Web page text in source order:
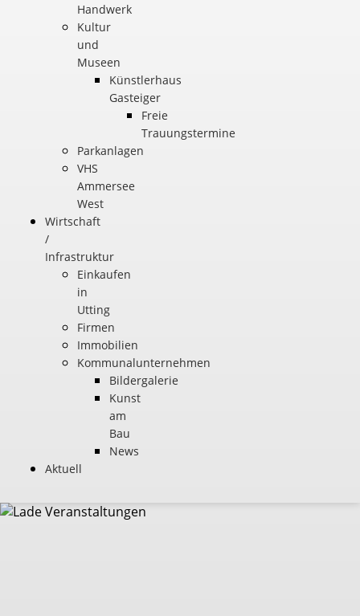
Handwerk
Kultur
und
Museen
Künstlerhaus
Gasteiger
Freie
Trauungstermine
Parkanlagen
VHS
Ammersee
West
Wirtschaft
/
Infrastruktur
Einkaufen
in
Utting
Firmen
Immobilien
Kommunalunternehmen
Bildergalerie
Kunst
am
Bau
News
Aktuell